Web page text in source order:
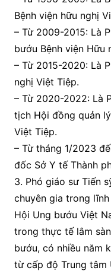
Bệnh viện hữu nghị
– Từ 2009-2015: Là
bướu Bệnh viện Hữu
– Từ 2015-2020: Là
nghị Việt Tiệp.
– Từ 2020-2022: Là
tịch Hội đồng quản
Việt Tiệp.
– Từ tháng 1/2023
đốc Sở Y tế Thành
3. Phó giáo sư Tiến
chuyên gia trong
Hội Ung bướu Việt
trong thực tế lâm
bướu, có nhiều năm
từ cấp độ Trung tâm